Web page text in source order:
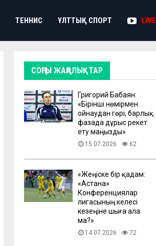
ТЕННИС ҰЛТТЫҚ СПОРТ LIVE
СОҢҒЫ ЖАҢАЛЫҚТАР
Григорий Бабаян:
«Бірінші нөмірмен
ойнаудан гөрі, барлық
фазада дұрыс әрекет
ету маңызды»
15.07.2026 62
«Жеңіске бір қадам:
«Астана»
Конференциялар
лигасының келесі
кезеңіне шыға ала
ма?»
14.07.2026 72